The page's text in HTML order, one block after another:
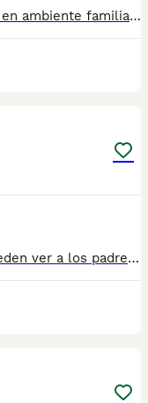
Cachorrito de bulldog francés, criado en ambiente familiar y realizando una cría responsable. Criado con pienso de primera calidad, revisiones veterinaria, vacunados, desparasitado. pasaporte y chip y contrato de garantía. https://www.aguasdelcuenco.es Telefono: Alex 649916860
Criador autorizado, no soy tienda, pueden ver a los padres en nuestra propia casa, cachorros criados en ambiente familiar, con muy buena sociabilización, proporcionándoles desde su destete pienso de la mas alta calidad. Experiencia en la cría y selección de esta maravillosa raza, con logros destacados en diversos certámenes de belleza. Puedes venir a conocernos sin compromiso. Los cachorros se entregan vacunados, desparasitados, con pasaporte, chip y contrato de garantía. Criamos variedad exótica, centrándonos en la salud, estructura y la genética del color, y a parte hemos introducido la variedad fluffy y big rope, en nuestro plan de cría. Mi nombre es Alex Telf. 649916860 Pueden visitar mi web https://www.aguasdelcuenco.es/